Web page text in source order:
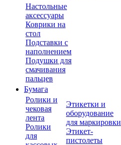
Настольные
аксессуары
Коврики на
стол
Подставки с
наполнением
Подушки для
смачивания
пальцев
Бумага
Ролики и
чековая
лента
Ролики
для
Этикетки и
оборудование
для маркировки
Этикет-
пистолеты